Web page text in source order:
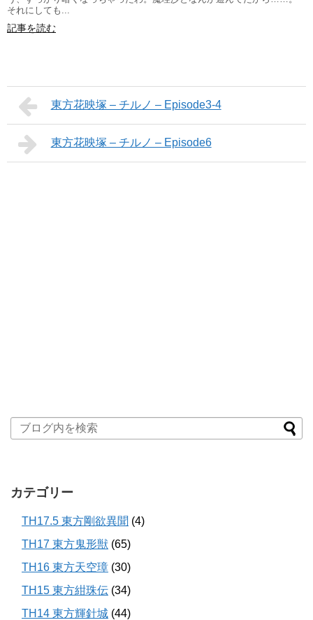
それにしても...
記事を読む
東方花映塚 – チルノ – Episode3-4
東方花映塚 – チルノ – Episode6
カテゴリー
TH17.5 東方剛欲異聞 (4)
TH17 東方鬼形獣 (65)
TH16 東方天空璋 (30)
TH15 東方紺珠伝 (34)
TH14 東方輝針城 (44)